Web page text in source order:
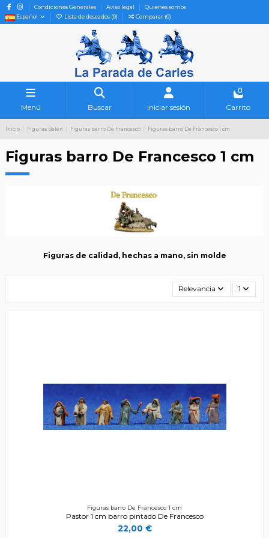
Condiciones Generales Aviso legal
Quienes somos
Español
Lista de deseados (0) Comparar (0)
Menú Buscar Iniciar sesión
0
Carrito
Inicio Figuras Belén Figuras barro De Francesco Figuras barro De Francesco 1 cm
Figuras barro De Francesco 1 cm
Figuras de calidad, hechas a mano, sin molde
Relevancia 1
Figuras barro De Francesco 1 cm
Pastor 1 cm barro pintado De Francesco
22,00 €